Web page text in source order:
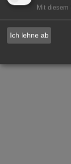
Mit diesem
Ich lehne ab